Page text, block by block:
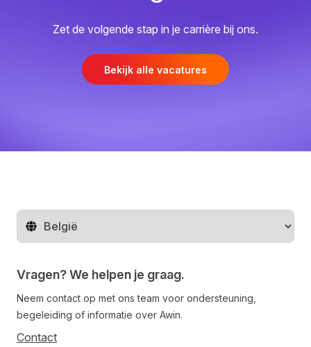
Zet de volgende stap in je carrière bij ons.
Bekijk alle vacatures
Regio wijzigen
Vragen? We helpen je graag.
Neem contact op met ons team voor ondersteuning,
begeleiding of informatie over Awin.
Contact